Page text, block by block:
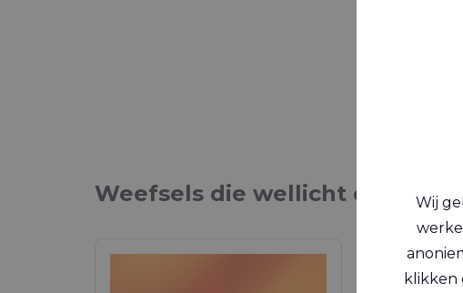
Weefsels die wellicht ook
Wij
klikken